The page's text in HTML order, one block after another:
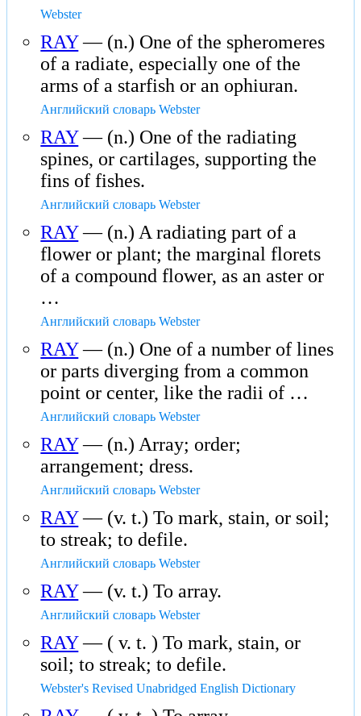
Webster
RAY— (n.) One of the spheromeres
of a radiate, especially one of the
arms of a starfish or an ophiuran.
Английский словарь Webster
RAY— (n.) One of the radiating
spines, or cartilages, supporting the
fins of fishes.
Английский словарь Webster
RAY— (n.) A radiating part of a
flower or plant; the marginal florets
of a compound flower, as an aster or
…
Английский словарь Webster
RAY— (n.) One of a number of lines
or parts diverging from a common
point or center, like the radii of …
Английский словарь Webster
RAY— (n.) Array; order;
arrangement; dress.
Английский словарь Webster
RAY— (v. t.) To mark, stain, or soil;
to streak; to defile.
Английский словарь Webster
RAY— (v. t.) To array.
Английский словарь Webster
RAY— ( v. t. ) To mark, stain, or
soil; to streak; to defile.
Webster's Revised Unabridged English Dictionary